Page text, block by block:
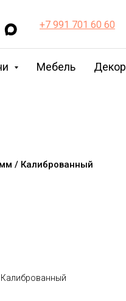
+7 991 701 60 60
Мебель Декор
/ Калиброванный